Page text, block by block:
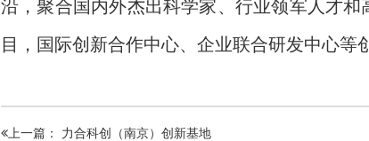
沿，聚合国内外杰出科学家、行业领军人才
目，国际创新合作中心、企业联合研发中心等
上一篇： 力合科创（南京）创新基地